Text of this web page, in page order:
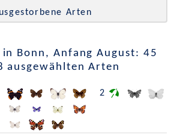
Arten
in Bonn, Anfang August: 45
ausgewählten Arten
2